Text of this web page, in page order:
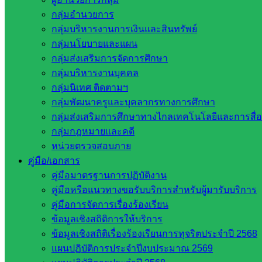
กลุ่มอำนวยการ
กลุ่มบริหารงานการเงินและสินทรัพย์
กลุ่มนโยบายและแผน
กลุ่มส่งเสริมการจัดการศึกษา
กลุ่มบริหารงานบุคคล
กลุ่มนิเทศ ติดตามฯ
กลุ่มพัฒนาครูและบุคลากรทางการศึกษา
กลุ่มส่งเสริมการศึกษาทางไกลเทคโนโลยีและการสื่
กลุ่มกฎหมายและคดี
หน่วยตรวจสอบภาย
คู่มือ/เอกสาร
คู่มือมาตรฐานการปฏิบัติงาน
คู่มือหรือแนวทางขอรับบริการสำหรับผู้มารับบริการ
คู่มือการจัดการเรื่องร้องเรียน
ข้อมูลเชิงสถิติการให้บริการ
ข้อมูลเชิงสถิติเรื่องร้องเรียนการทุจริตประจำปี 2568
แผนปฏิบัติการประจำปีงบประมาณ 2569